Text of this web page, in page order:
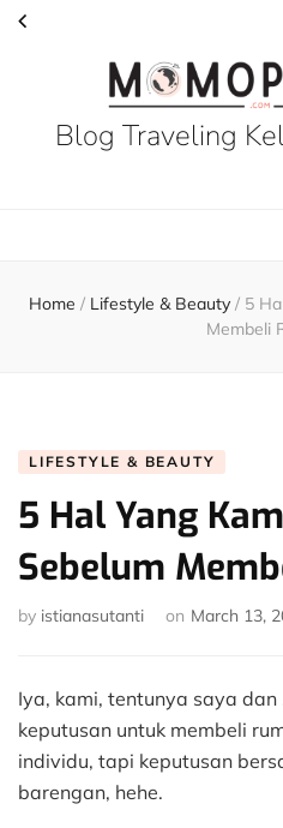
Blog Traveling
Home / Lifestyle & Beauty / 5
Membeli
LIFESTYLE & BEAUTY
5 Hal Yang
Sebelum
by istianasutanti on March 13,
Iya, kami, tentunya saya dan
keputusan untuk membeli
individu, tapi keputusan
barengan, hehe.